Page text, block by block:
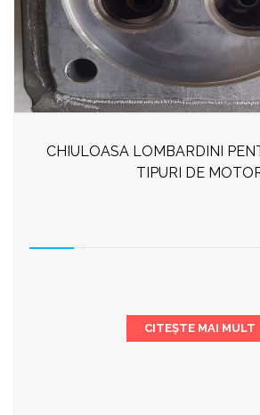
CHIULOASA LOMBARDINI
TIPURI DE
CITEȘTE MAI MULT